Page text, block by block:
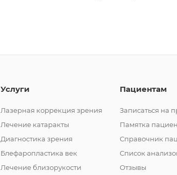
Услуги
Лазерная коррекция зрения
Лечение катаракты
Диагностика зрения
Блефаропластика век
Лечение близорукости
Пациентам
Записаться на
Памятка
Справочник
Список
Отзывы